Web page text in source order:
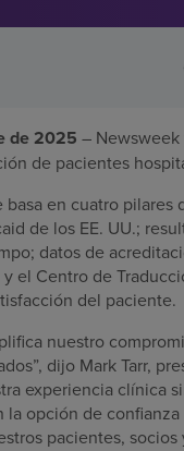
de 2025 – Newsweek
de pacientes
basa en cuatro
de los EE. UU.;
datos de
el Centro de
del paciente.
nuestro
dijo Mark Tarr,
experiencia clínica
la opción de
pacientes, socios